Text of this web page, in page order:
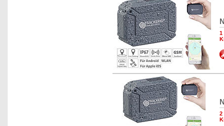
1
2